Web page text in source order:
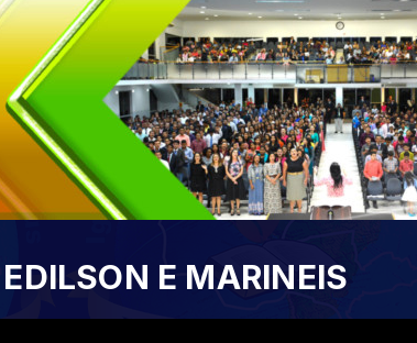
E MARINEIS